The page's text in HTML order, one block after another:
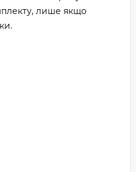
лише якщо